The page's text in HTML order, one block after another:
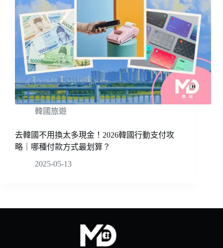
韓國旅遊
去韓國不用換太多現金！2026韓國行動支付攻
略｜哪種付款方式最划算？
2025-05-13